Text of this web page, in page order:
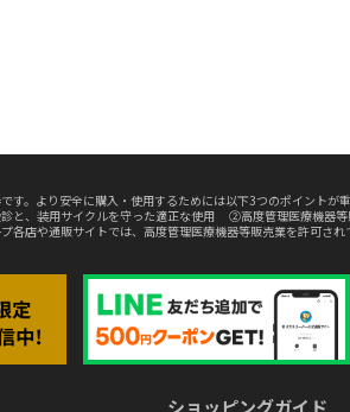
す。より安全に購入・使用するためには以下3つのポイントが重
と、装用サイクルを守った適正な使用 ②高度管理医療機器
各店や通販サイトでは、高度管理医療機器等販売業を許可さ
ショッピングガイド